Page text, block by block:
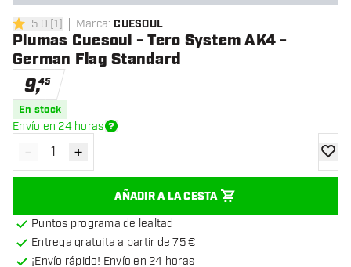
5 estrellas de puntuación
5.0 [1] Marca: CUESOUL
Plumas Cuesoul - Tero System AK4 -
German Flag Standard
9,45
En stock
Envío en 24 horas
Disminuir cantidad
- Aumentar cantidad
+
AÑADIR A LA CESTA
Puntos programa de lealtad
Entrega gratuita a partir de 75 €
¡Envío rápido! Envío en 24 horas